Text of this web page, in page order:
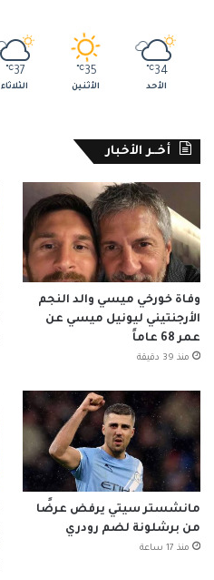
34
℃
الأحد
35
℃
الأثنين
37
℃
الثلاثاء
أخــر الأخبار
وفاة خورخي ميسي والد النجم
الأرجنتيني ليونيل ميسي عن
عمر 68 عاماً
منذ 39 دقيقة
مانشستر سيتي يرفض عرضًا
من برشلونة لضم رودري
منذ 17 ساعة